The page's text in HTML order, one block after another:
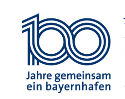
„Black Forest
„DIE GRÜNEN